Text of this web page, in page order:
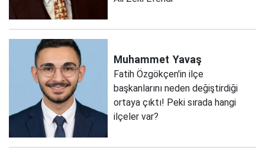
Muhammet Yavaş
Fatih Özgökçen'in ilçe
başkanlarını neden değiştirdiği
ortaya çıktı! Peki sırada hangi
ilçeler var?